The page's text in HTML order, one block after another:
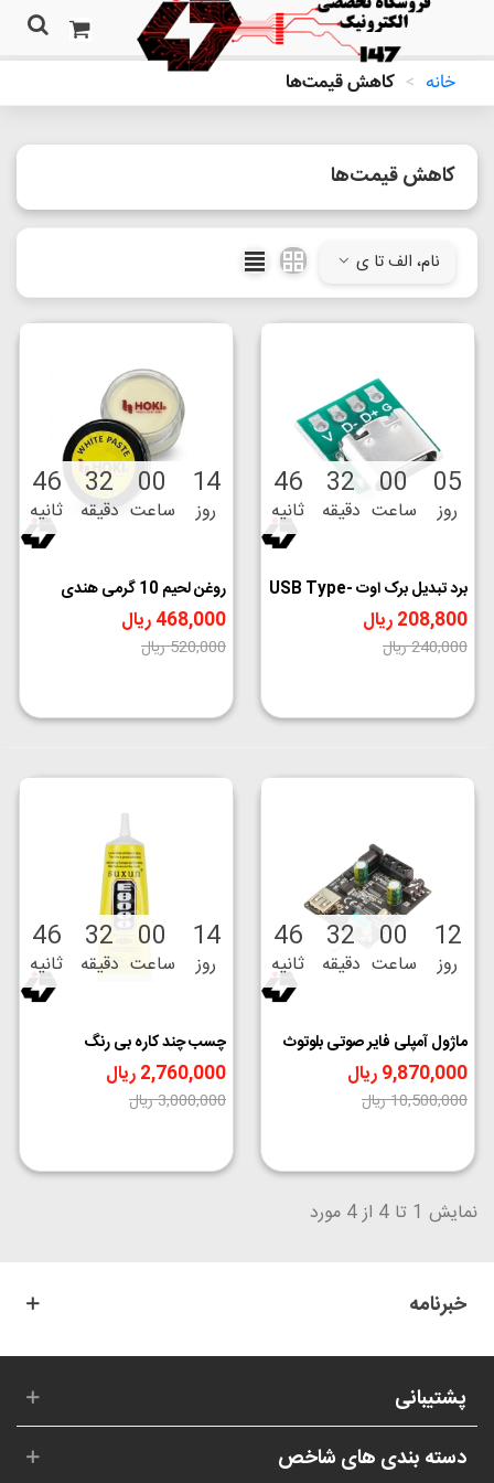
خانه > کاهش قیمت‌ها
کاهش قیمت‌ها
نام، الف تا ی
05
روز
00
ساعت
32
دقیقه
46
ثانیه
برد تبدیل برک اوت USB Type-
C مادگی
208,800 ریال
240,000 ریال
14
روز
00
ساعت
32
دقیقه
46
ثانیه
روغن لحیم 10 گرمی هندی
Hoki WF-06
468,000 ریال
520,000 ریال
12
روز
00
ساعت
32
دقیقه
46
ثانیه
ماژول آمپلی فایر صوتی بلوتوث
دار 2x50 وات مدل XY-C50L
9,870,000 ریال
10,500,000 ریال
14
روز
00
ساعت
32
دقیقه
46
ثانیه
چسب چند کاره بی رنگ
110ml
2,760,000 ریال
3,000,000 ریال
نمایش 1 تا 4 از 4 مورد
خبرنامه
پشتیبانی
دسته بندی های شاخص